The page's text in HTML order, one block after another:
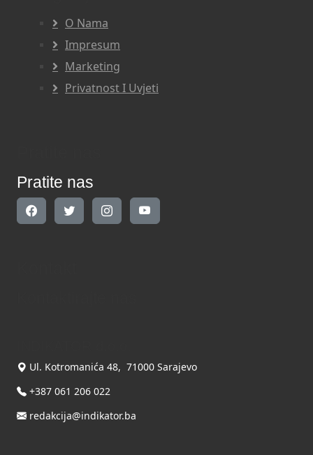
O Nama
Impresum
Marketing
Privatnost I Uvjeti
Pratite nas
Ul. Kotromanića 48, 71000 Sarajevo
+387 061 206 022
redakcija@indikator.ba